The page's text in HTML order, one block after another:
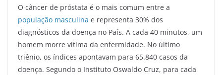
O câncer de próstata é o mais comum entre a
população masculina e representa 30% dos
diagnósticos da doença no País. A cada 40 minutos, um
homem morre vítima da enfermidade. No último
triênio, os índices apontavam para 65.840 casos da
doença. Segundo o Instituto Oswaldo Cruz, para cada